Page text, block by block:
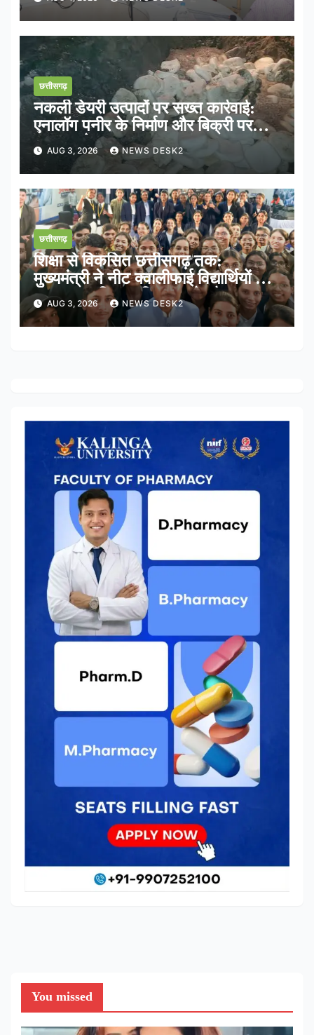
छत्तीसगढ़
नकली डेयरी उत्पादों पर सख्त कार्रवाई:
एनालॉग पनीर के निर्माण और बिक्री पर
तत्काल रोक
AUG 3, 2026 NEWS DESK2
छत्तीसगढ़
शिक्षा से विकसित छत्तीसगढ़ तक:
मुख्यमंत्री ने नीट क्वालीफाई विद्यार्थियों के
साथ साझा किया भविष्य का रोडमैप
AUG 3, 2026 NEWS DESK2
You missed